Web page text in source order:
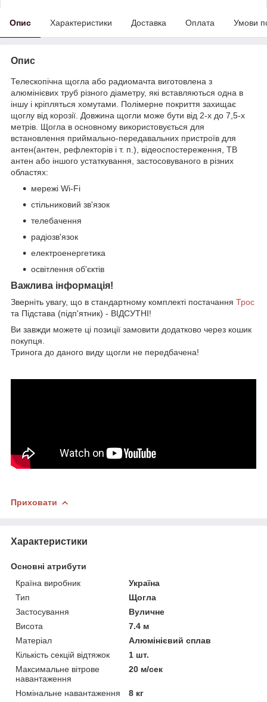
Опис Характеристики Доставка Оплата Умови
Опис
Телескопічна щогла або радиомачта виготовлена з
алюмінієвих труб різного діаметру, які вставляються одна в
іншу і кріпляться хомутами. Полімерне покриття захищає
щоглу від корозії. Довжина щогли може бути від 2-х до 7,5-х
метрів. Щогла в основному використовується для
встановлення приймально-передавальних пристроїв для
антен(антен, рефлекторів і т. п.), відеоспостереження, ТВ
антен або іншого устаткування, застосовуваного в різних
областях:
мережі Wi-Fi
стільниковий зв'язок
телебачення
радіозв'язок
електроенергетика
освітлення об'єктів
Важлива інформація!
Зверніть увагу, що в стандартному комплекті постачання Трос
та Підстава (підп'ятник) - ВІДСУТНІ!
Ви завжди можете ці позиції замовити додатково через кошик
покупця.
Тринога до даного виду щогли не передбачена!
Приховати
Характеристики
Основні атрибути
Країна виробник
Україна
Тип
Щогла
Застосування
Вуличне
Висота
7.4 м
Матеріал
Алюмінієвий сплав
Кількість секцій відтяжок
1 шт.
Максимальне вітрове
навантаження
20 м/сек
Номінальне навантаження
8 кг